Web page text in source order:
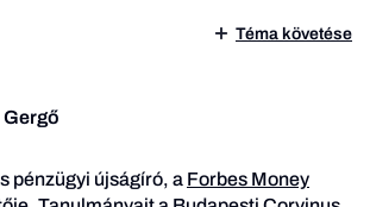
Téma követése
pénzügyi újságíró, a Forbes Money